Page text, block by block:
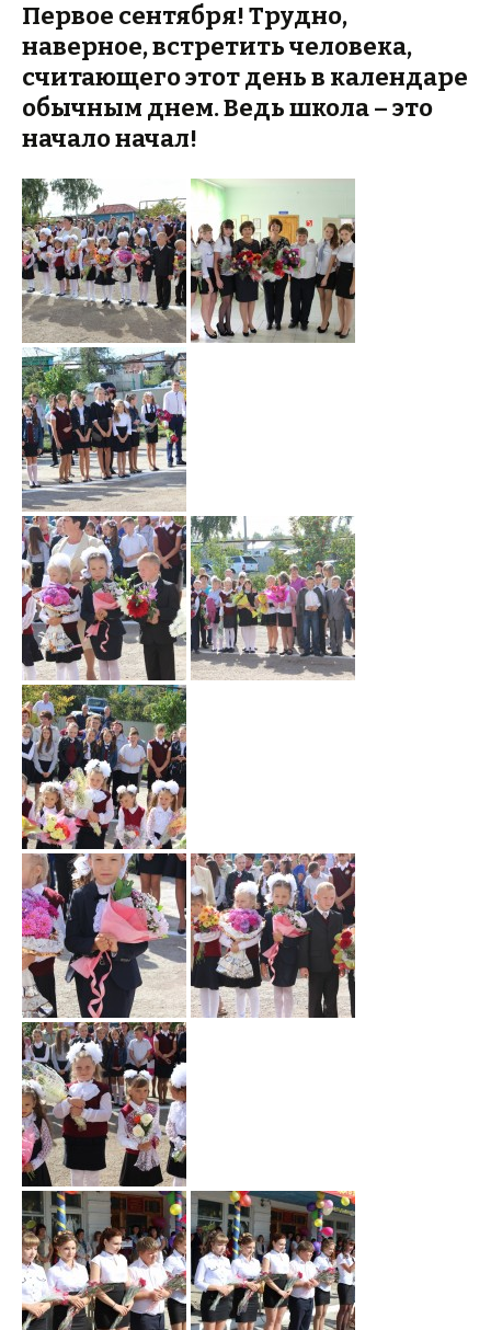
Первое сентября! Трудно,
наверное, встретить человека,
считающего этот день в календаре
обычным днем. Ведь школа – это
начало начал!